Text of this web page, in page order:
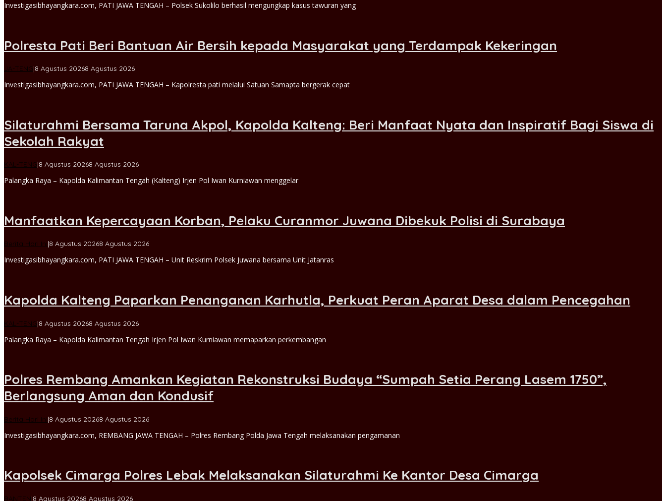
admin
Investigasibhayangkara.com, PATI JAWA TENGAH – Polsek Sukolilo berhasil mengungkap kasus tawuran yang
Polresta Pati Beri Bantuan Air Bersih kepada Masyarakat yang Terdampak Kekeringan
JA-TENG|8 Agustus 20268 Agustus 2026oleh
admin
Investigasibhayangkara.com, PATI JAWA TENGAH – Kapolresta pati melalui Satuan Samapta bergerak cepat
Silaturahmi Bersama Taruna Akpol, Kapolda Kalteng: Beri Manfaat Nyata dan Inspiratif Bagi Siswa di
Sekolah Rakyat
KAL-TENG|8 Agustus 20268 Agustus 2026oleh
admin
Palangka Raya – Kapolda Kalimantan Tengah (Kalteng) Irjen Pol Iwan Kurniawan menggelar
Manfaatkan Kepercayaan Korban, Pelaku Curanmor Juwana Dibekuk Polisi di Surabaya
Berita Hari Ini|8 Agustus 20268 Agustus 2026oleh
admin
Investigasibhayangkara.com, PATI JAWA TENGAH – Unit Reskrim Polsek Juwana bersama Unit Jatanras
Kapolda Kalteng Paparkan Penanganan Karhutla, Perkuat Peran Aparat Desa dalam Pencegahan
KAL-TENG|8 Agustus 20268 Agustus 2026oleh
admin
Palangka Raya – Kapolda Kalimantan Tengah Irjen Pol Iwan Kurniawan memaparkan perkembangan
Polres Rembang Amankan Kegiatan Rekonstruksi Budaya “Sumpah Setia Perang Lasem 1750”,
Berlangsung Aman dan Kondusif
Berita Hari Ini|8 Agustus 20268 Agustus 2026oleh
admin
Investigasibhayangkara.com, REMBANG JAWA TENGAH – Polres Rembang Polda Jawa Tengah melaksanakan pengamanan
Kapolsek Cimarga Polres Lebak Melaksanakan Silaturahmi Ke Kantor Desa Cimarga
BANTEN|8 Agustus 20268 Agustus 2026oleh